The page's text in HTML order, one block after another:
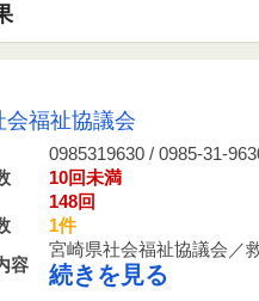
会福祉協議会
0985319630 / 0985-31-
10回未満
148回
1件
容
宮崎県社会福祉協議会／
続きを見る